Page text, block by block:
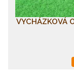
VYCHÁZKOVÁ